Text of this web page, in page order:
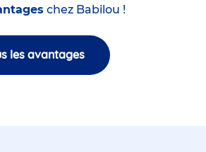
chez Babilou !
les avantages